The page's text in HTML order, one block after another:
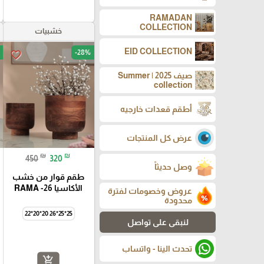
RAMADAN
COLLECTION
EID COLLECTION
صيف 2025 | Summer
collection
أطقم قعدات خارجيه
عرض كل المنتجات
وصل حديثاً
عروض وخصومات لفترة
محدودة
لنبقى على تواصل
تحدث الينا - واتساب
خشبيات
favorite_border -28%
450 ₪ 320 ₪
طقم قوار من خشب
الأكاسيا RAMA -26
25*25*26 20*20*22
add_shopping_cart